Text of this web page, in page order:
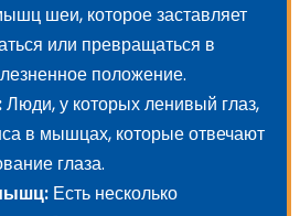
шеи, которое заставляет
или превращаться в
положение.
Люди, у которых ленивый глаз,
в мышцах, которые отвечают
глаза.
Есть несколько